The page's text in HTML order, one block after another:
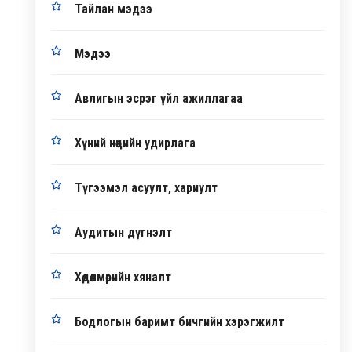
Тайлан мэдээ
Мэдээ
Авлигын эсрэг үйл ажиллагаа
Хүний нөөцийн удирлага
Түгээмэл асуулт, хариулт
Аудитын дүгнэлт
Хөдөлмөрийн хяналт
Бодлогын баримт бичгийн хэрэгжилт